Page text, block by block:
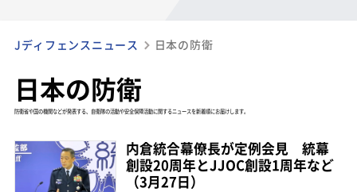
Jディフェンスニュース 日本の防衛
日本の防衛
防衛省や国の機関などが発表する、自衛隊の活動や安全保障活動に関するニュースを新着順にお届けします。
内倉統合幕僚長が定例会見 統幕
創設20周年とJJOC創設1周年など
（3月27日）